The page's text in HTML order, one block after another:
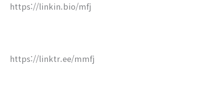
https://linkin.bio/mfj
https://linktr.ee/mmfj